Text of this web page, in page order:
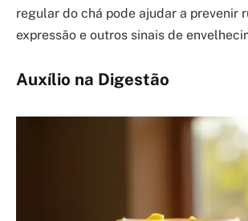
regular do chá pode ajudar a prevenir
expressão e outros sinais de
Auxílio na Digestão